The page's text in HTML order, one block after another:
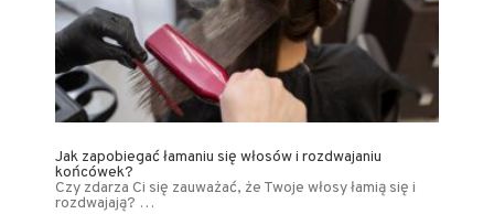
Jak zapobiegać łamaniu się włosów i rozdwajaniu
końcówek?
Czy zdarza Ci się zauważać, że Twoje włosy łamią się i
rozdwajają? …